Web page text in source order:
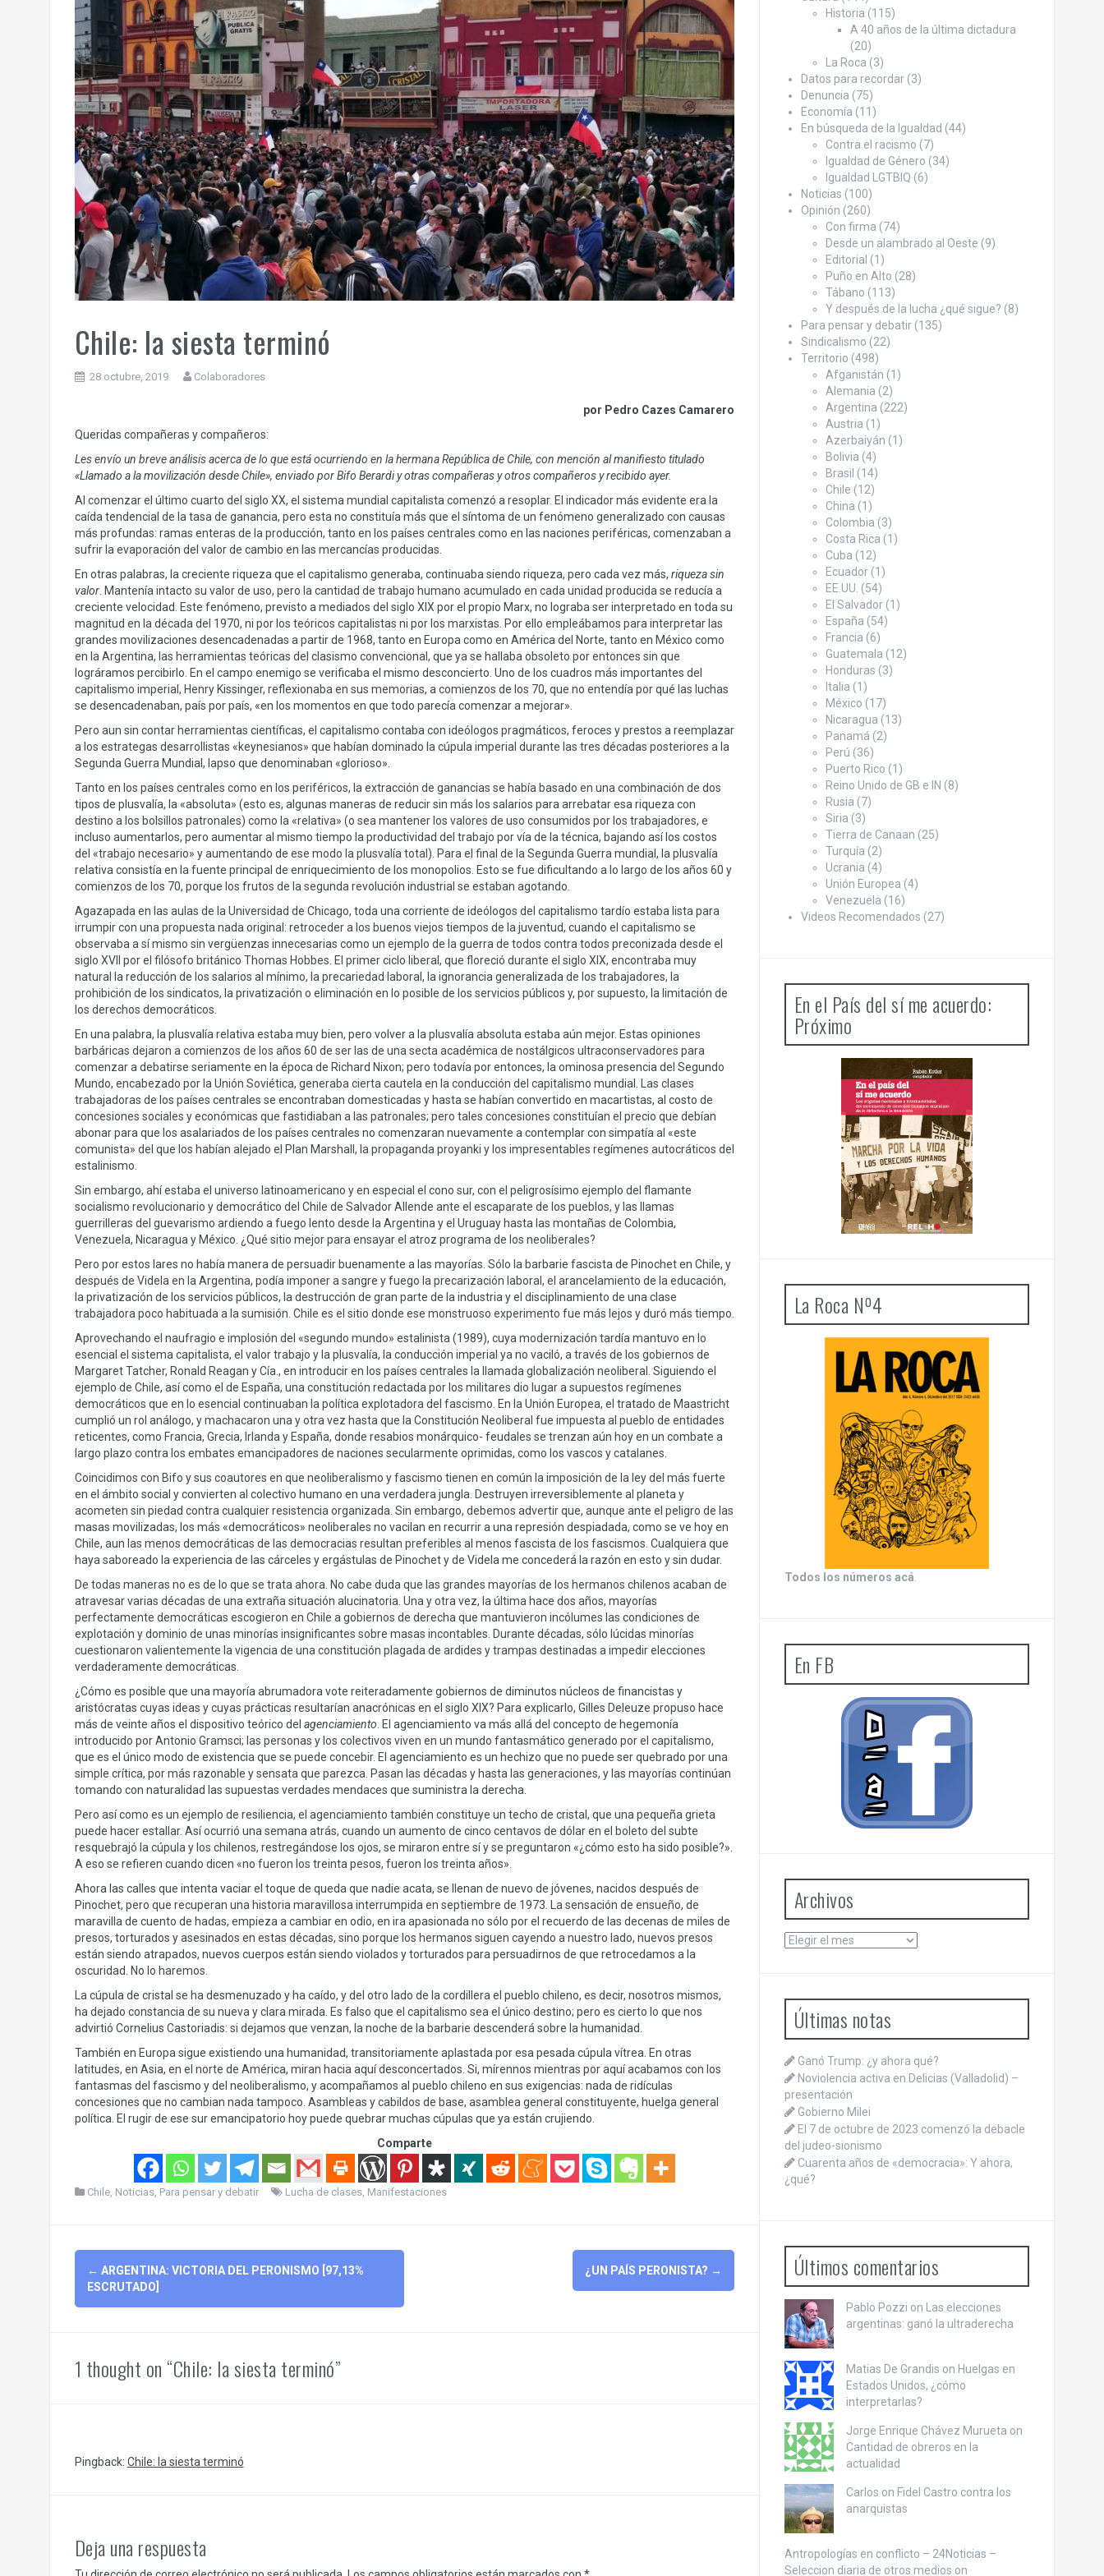
Chile: la siesta terminó
28 octubre, 2019 Colaboradores
por Pedro Cazes Camarero
Queridas compañeras y compañeros:
Les envío un breve análisis acerca de lo que está ocurriendo en la hermana República de Chile, con mención al manifiesto titulado
«Llamado a la movilización desde Chile», enviado por Bifo Berardi y otrascompañeras y otroscompañeros y recibido ayer.
Al comenzar el último cuarto del siglo XX, el sistema mundial capitalista comenzó a resoplar. El indicador más evidente era la
caída tendencial de la tasa de ganancia, pero esta no constituía más que el síntoma de un fenómeno generalizado con causas
más profundas: ramas enteras de la producción, tanto en los países centrales como en las naciones periféricas, comenzaban a
sufrir la evaporación del valor de cambio en las mercancías producidas.
En otras palabras, la creciente riqueza que el capitalismo generaba, continuaba siendo riqueza, pero cada vez más, riqueza sin
valor. Mantenía intacto su valor de uso, pero la cantidad de trabajo humano acumulado en cada unidad producida se reducía a
creciente velocidad. Este fenómeno, previsto a mediados del siglo XIX por el propio Marx, no lograba ser interpretado en toda su
magnitud en la década del 1970, ni por los teóricos capitalistas ni por los marxistas. Por ello empleábamos para interpretar las
grandes movilizaciones desencadenadas a partir de 1968, tanto en Europa como en América del Norte, tanto en México como
en la Argentina, las herramientas teóricas del clasismo convencional, que ya se hallaba obsoleto por entonces sin que
lográramos percibirlo. En el campo enemigo se verificaba el mismo desconcierto. Uno de los cuadros más importantes del
capitalismo imperial, Henry Kissinger, reflexionaba en sus memorias, a comienzos de los 70, que no entendía por qué las luchas
se desencadenaban, país por país, «en los momentos en que todo parecía comenzar a mejorar».
Pero aun sin contar herramientas científicas, el capitalismo contaba con ideólogos pragmáticos, feroces y prestos a reemplazar
a los estrategas desarrollistas «keynesianos» que habían dominado la cúpula imperial durante las tres décadas posteriores a la
Segunda Guerra Mundial, lapso que denominaban «glorioso».
Tanto en los países centrales como en los periféricos, la extracción de ganancias se había basado en una combinación de dos
tipos de plusvalía, la «absoluta» (esto es, algunas maneras de reducir sin más los salarios para arrebatar esa riqueza con
destino a los bolsillos patronales) como la «relativa» (o sea mantener los valores de uso consumidos por los trabajadores, e
incluso aumentarlos, pero aumentar al mismo tiempo la productividad del trabajo por vía de la técnica, bajando así los costos
del «trabajo necesario» y aumentando de ese modo la plusvalía total). Para el final de la Segunda Guerra mundial, la plusvalía
relativa consistía en la fuente principal de enriquecimiento de los monopolios. Esto se fue dificultando a lo largo de los años 60 y
comienzos de los 70, porque los frutos de la segunda revolución industrial se estaban agotando.
Agazapada en las aulas de la Universidad de Chicago, toda una corriente de ideólogos del capitalismo tardío estaba lista para
irrumpir con una propuesta nada original: retroceder a los buenos viejos tiempos de la juventud, cuando el capitalismo se
observaba a sí mismo sin vergüenzas innecesarias como un ejemplo de la guerra de todos contra todos preconizada desde el
siglo XVII por el filósofo británico Thomas Hobbes. El primer ciclo liberal, que floreció durante el siglo XIX, encontraba muy
natural la reducción de los salarios al mínimo, la precariedad laboral, la ignorancia generalizada de los trabajadores, la
prohibición de los sindicatos, la privatización o eliminación en lo posible de los servicios públicos y, por supuesto, la limitación de
los derechos democráticos.
En una palabra, la plusvalía relativa estaba muy bien, pero volver a la plusvalía absoluta estaba aún mejor. Estas opiniones
barbáricas dejaron a comienzos de los años 60 de ser las de una secta académica de nostálgicos ultraconservadores para
comenzar a debatirse seriamente en la época de Richard Nixon; pero todavía por entonces, la ominosa presencia del Segundo
Mundo, encabezado por la Unión Soviética, generaba cierta cautela en la conducción del capitalismo mundial. Las clases
trabajadoras de los países centrales se encontraban domesticadas y hasta se habían convertido en macartistas, al costo de
concesiones sociales y económicas que fastidiaban a las patronales; pero tales concesiones constituían el precio que debían
abonar para que los asalariados de los países centrales no comenzaran nuevamente a contemplar con simpatía al «este
comunista» del que los habían alejado el Plan Marshall, la propaganda proyanki y los impresentables regímenes autocráticos del
estalinismo.
Sin embargo, ahí estaba el universo latinoamericano y en especial el cono sur, con el peligrosísimo ejemplo del flamante
socialismo revolucionario y democrático del Chile de Salvador Allende ante el escaparate de los pueblos, y las llamas
guerrilleras del guevarismo ardiendo a fuego lento desde la Argentina y el Uruguay hasta las montañas de Colombia,
Venezuela, Nicaragua y México. ¿Qué sitio mejor para ensayar el atroz programa de los neoliberales?
Pero por estos lares no había manera de persuadir buenamente a las mayorías. Sólo la barbarie fascista de Pinochet en Chile, y
después de Videla en la Argentina, podía imponer a sangre y fuego la precarización laboral, el arancelamiento de la educación,
la privatización de los servicios públicos, la destrucción de gran parte de la industria y el disciplinamiento de una clase
trabajadora poco habituada a la sumisión. Chile es el sitio donde ese monstruoso experimento fue más lejos y duró más tiempo.
Aprovechando el naufragio e implosión del «segundo mundo» estalinista (1989), cuya modernización tardía mantuvo en lo
esencial el sistema capitalista, el valor trabajo y la plusvalía, la conducción imperial ya no vaciló, a través de los gobiernos de
Margaret Tatcher, Ronald Reagan y Cía., en introducir en los países centrales la llamada globalización neoliberal. Siguiendo el
ejemplo de Chile, así como el de España, una constitución redactada por los militares dio lugar a supuestos regímenes
democráticos que en lo esencial continuaban la política explotadora del fascismo. En la Unión Europea, el tratado de Maastricht
cumplió un rol análogo, y machacaron una y otra vez hasta que la Constitución Neoliberal fue impuesta al pueblo de entidades
reticentes, como Francia, Grecia, Irlanda y España, donde resabios monárquico- feudales se trenzan aún hoy en un combate a
largo plazo contra los embates emancipadores de naciones secularmente oprimidas, como los vascos y catalanes.
Coincidimos con Bifo y sus coautores en que neoliberalismo y fascismo tienen en común la imposición de la ley del más fuerte
en el ámbito social y convierten al colectivo humano en una verdadera jungla. Destruyen irreversiblemente al planeta y
acometen sin piedad contra cualquier resistencia organizada. Sin embargo, debemos advertir que, aunque ante el peligro de las
masas movilizadas, los más «democráticos» neoliberales no vacilan en recurrir a una represión despiadada, como se ve hoy en
Chile, aun las menos democráticas de las democracias resultan preferibles al menos fascista de los fascismos. Cualquiera que
haya saboreado la experiencia de las cárceles y ergástulas de Pinochet y de Videla me concederá la razón en esto y sin dudar.
De todas maneras no es de lo que se trata ahora. No cabe duda que las grandes mayorías de los hermanos chilenos acaban de
atravesar varias décadas de una extraña situación alucinatoria. Una y otra vez, la última hace dos años, mayorías
perfectamente democráticas escogieron en Chile a gobiernos de derecha que mantuvieron incólumes las condiciones de
explotación y dominio de unas minorías insignificantes sobre masas incontables. Durante décadas, sólo lúcidas minorías
cuestionaron valientemente la vigencia de una constitución plagada de ardides y trampas destinadas a impedir elecciones
verdaderamente democráticas.
¿Cómo es posible que una mayoría abrumadora vote reiteradamente gobiernos de diminutos núcleos de financistas y
aristócratas cuyas ideas y cuyas prácticas resultarían anacrónicas en el siglo XIX? Para explicarlo, Gilles Deleuze propuso hace
más de veinte años el dispositivo teórico del agenciamiento . El agenciamiento va más allá del concepto de hegemonía
introducido por Antonio Gramsci; las personas y los colectivos viven en un mundo fantasmático generado por el capitalismo,
que es el único modo de existencia que se puede concebir. El agenciamiento es un hechizo que no puede ser quebrado por una
simple crítica, por más razonable y sensata que parezca. Pasan las décadas y hasta las generaciones, y las mayorías continúan
tomando con naturalidad las supuestas verdades mendaces que suministra la derecha.
Pero así como es un ejemplo de resiliencia, el agenciamiento también constituye un techo de cristal, que una pequeña grieta
puede hacer estallar. Así ocurrió una semana atrás, cuando un aumento de cinco centavos de dólar en el boleto del subte
resquebrajó la cúpula y los chilenos, restregándose los ojos, se miraron entre sí y se preguntaron «¿cómo esto ha sido posible?».
A eso se refieren cuando dicen «no fueron los treinta pesos, fueron los treinta años».
Ahora las calles que intenta vaciar el toque de queda que nadie acata, se llenan de nuevo de jóvenes, nacidos después de
Pinochet, pero que recuperan una historia maravillosa interrumpida en septiembre de 1973. La sensación de ensueño, de
maravilla de cuento de hadas, empieza a cambiar en odio, en ira apasionada no sólo por el recuerdo de las decenas de miles de
presos, torturados y asesinados en estas décadas, sino porque los hermanos siguen cayendo a nuestro lado, nuevos presos
están siendo atrapados, nuevos cuerpos están siendo violados y torturados para persuadirnos de que retrocedamos a la
oscuridad. No lo haremos.
La cúpula de cristal se ha desmenuzado y ha caído, y del otro lado de la cordillera el pueblo chileno, es decir, nosotros mismos,
ha dejado constancia de su nueva y clara mirada. Es falso que el capitalismo sea el único destino; pero es cierto lo que nos
advirtió Cornelius Castoriadis: si dejamos que venzan, la noche de la barbarie descenderá sobre la humanidad.
También en Europa sigue existiendo una humanidad, transitoriamente aplastada por esa pesada cúpula vítrea. En otras
latitudes, en Asia, en el norte de América, miran hacia aquí desconcertados. Si, mírennos mientras por aquí acabamos con los
fantasmas del fascismo y del neoliberalismo, y acompañamos al pueblo chileno en sus exigencias: nada de ridículas
concesiones que no cambian nada tampoco. Asambleas y cabildos de base, asamblea general constituyente, huelga general
política. El rugir de ese sur emancipatorio hoy puede quebrar muchas cúpulas que ya están crujiendo.
Comparte
Chile, Noticias, Para pensar y debatir Lucha de clases, Manifestaciones
Post
navigation
← ARGENTINA: VICTORIA DEL PERONISMO [97,13%
ESCRUTADO]
¿UN PAÍS PERONISTA? →
1 thought on “Chile: la siesta terminó”
Pingback: Chile: la siesta terminó
Deja una respuesta
Historia (115)
A 40 años de la última dictadura
(20)
La Roca (3)
Datos para recordar(3)
Denuncia (75)
Economía (11)
En búsqueda de la Igualdad (44)
Contra el racismo (7)
Igualdad de Género (34)
Igualdad LGTBIQ (6)
Noticias (100)
Opinión (260)
Con firma (74)
Desde un alambrado al Oeste (9)
Editorial (1)
Puño en Alto (28)
Tábano (113)
Y después de la lucha ¿qué sigue? (8)
Para pensar y debatir(135)
Sindicalismo (22)
Territorio (498)
Afganistán (1)
Alemania (2)
Argentina (222)
Austria (1)
Azerbaiyán (1)
Bolivia (4)
Brasil (14)
Chile (12)
China (1)
Colombia (3)
Costa Rica (1)
Cuba (12)
Ecuador(1)
EE.UU. (54)
El Salvador(1)
España (54)
Francia (6)
Guatemala (12)
Honduras (3)
Italia (1)
México (17)
Nicaragua (13)
Panamá (2)
Perú (36)
Puerto Rico (1)
Reino Unido de GB e IN (8)
Rusia (7)
Siria (3)
Tierra de Canaan (25)
Turquía (2)
Ucrania (4)
Unión Europea (4)
Venezuela (16)
Videos Recomendados (27)
En el País del sí me acuerdo:
Próximo
La Roca Nº4
Todos los números acá.
En FB
Archivos
Archivos
Últimas notas
Ganó Trump: ¿y ahora qué?
Noviolencia activa en Delicias (Valladolid) –
presentación
Gobierno Milei
El 7 de octubre de 2023 comenzó la debacle
del judeo-sionismo
Cuarenta años de «democracia»: Y ahora,
¿qué?
Últimos comentarios
Pablo Pozzi on Las elecciones
argentinas: ganó la ultraderecha
Matias De Grandis on Huelgas en
Estados Unidos, ¿cómo
interpretarlas?
Jorge Enrique Chávez Murueta on
Cantidad de obreros en la
actualidad
Carlos on Fidel Castro contra los
anarquistas
Antropologías en conflicto – 24Noticias –
Seleccion diaria de otros medios on